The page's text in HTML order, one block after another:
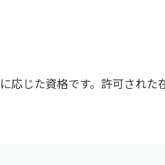
応じた資格です。許可され